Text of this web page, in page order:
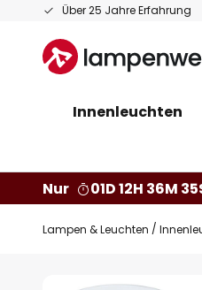
Über 25 Jahre Erfahrung
Zum
springen
Innenleuchten
Nur
01D 12H 36M
Lampen & Leuchten